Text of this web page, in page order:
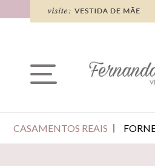
CASAMENTOS REAIS